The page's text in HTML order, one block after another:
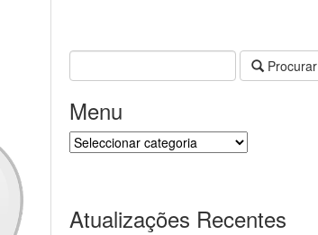
Procurar
Menu
Menu
Atualizações Recentes